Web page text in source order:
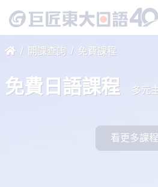
開課查詢 免費課程
免費日語課程 多元
看更多課程